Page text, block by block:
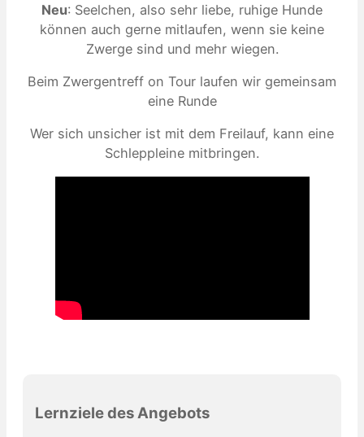
Neu: Seelchen, also sehr liebe, ruhige Hunde
können auch gerne mitlaufen, wenn sie keine
Zwerge sind und mehr wiegen.
Beim Zwergentreff on Tour laufen wir gemeinsam
eine Runde
Wer sich unsicher ist mit dem Freilauf, kann eine
Schleppleine mitbringen.
Lernziele des Angebots